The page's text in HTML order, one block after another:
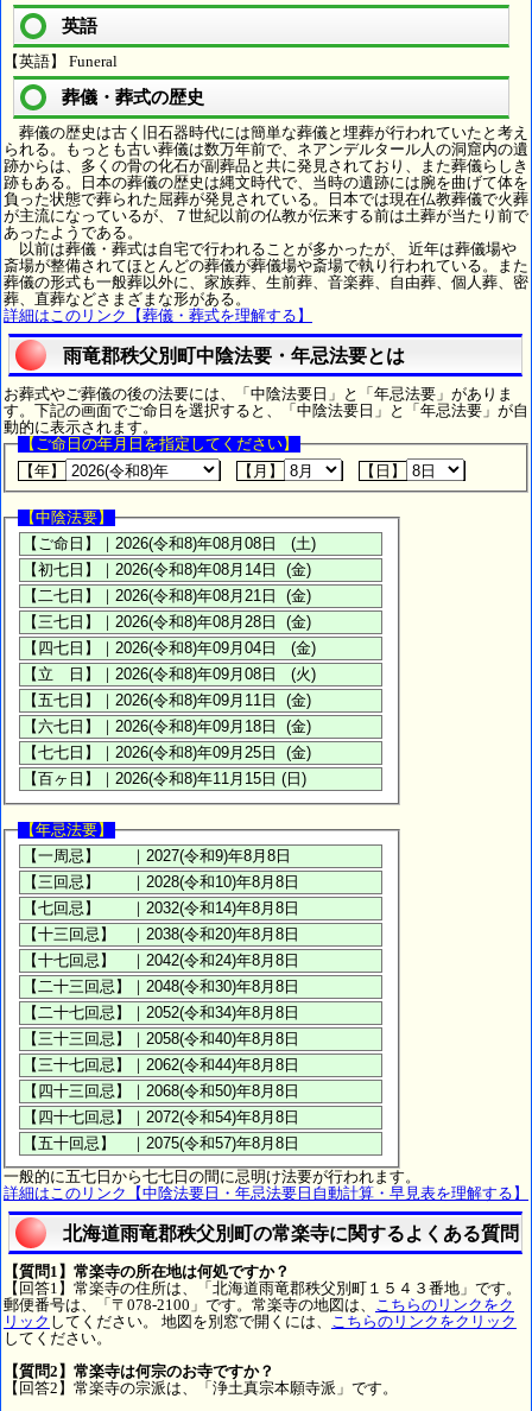
英語
【英語】 Funeral
葬儀・葬式の歴史
葬儀の歴史は古く旧石器時代には簡単な葬儀と埋葬が行われていたと考え
られる。もっとも古い葬儀は数万年前で、ネアンデルタール人の洞窟内の遺
跡からは、多くの骨の化石が副葬品と共に発見されており、また葬儀らしき
跡もある。日本の葬儀の歴史は縄文時代で、当時の遺跡には腕を曲げて体を
負った状態で葬られた屈葬が発見されている。日本では現在仏教葬儀で火葬
が主流になっているが、７世紀以前の仏教が伝来する前は土葬が当たり前で
あったようである。
以前は葬儀・葬式は自宅で行われることが多かったが、 近年は葬儀場や
斎場が整備されてほとんどの葬儀が葬儀場や斎場で執り行われている。また
葬儀の形式も一般葬以外に、家族葬、生前葬、音楽葬、自由葬、個人葬、密
葬、直葬などさまざまな形がある。
詳細はこのリンク【葬儀・葬式を理解する】
雨竜郡秩父別町中陰法要・年忌法要とは
お葬式やご葬儀の後の法要には、「中陰法要日」と「年忌法要」がありま
す。下記の画面でご命日を選択すると、「中陰法要日」と「年忌法要」が自
動的に表示されます。
【ご命日の年月日を指定してください】
【年】
【月】 【日】
【中陰法要】
【年忌法要】
一般的に五七日から七七日の間に忌明け法要が行われます。
詳細はこのリンク【中陰法要日・年忌法要日自動計算・早見表を理解する】
北海道雨竜郡秩父別町の常楽寺に関するよくある質問
【質問1】常楽寺の所在地は何処ですか？
【回答1】常楽寺の住所は、「北海道雨竜郡秩父別町１５４３番地」です。
郵便番号は、「〒078-2100」です。常楽寺の地図は、 こちらのリンクをク
リック してください。 地図を別窓で開くには、 こちらのリンクをクリック
してください。
【質問2】常楽寺は何宗のお寺ですか？
【回答2】常楽寺の宗派は、「浄土真宗本願寺派」です。